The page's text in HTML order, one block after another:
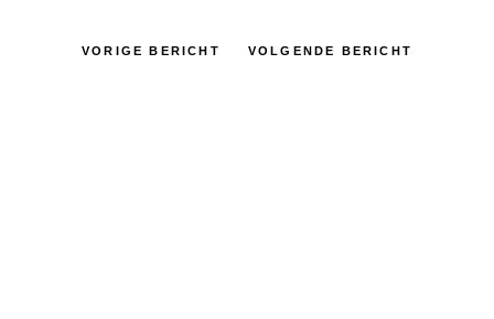
VORIGE BERICHT VOLGENDE BERICHT